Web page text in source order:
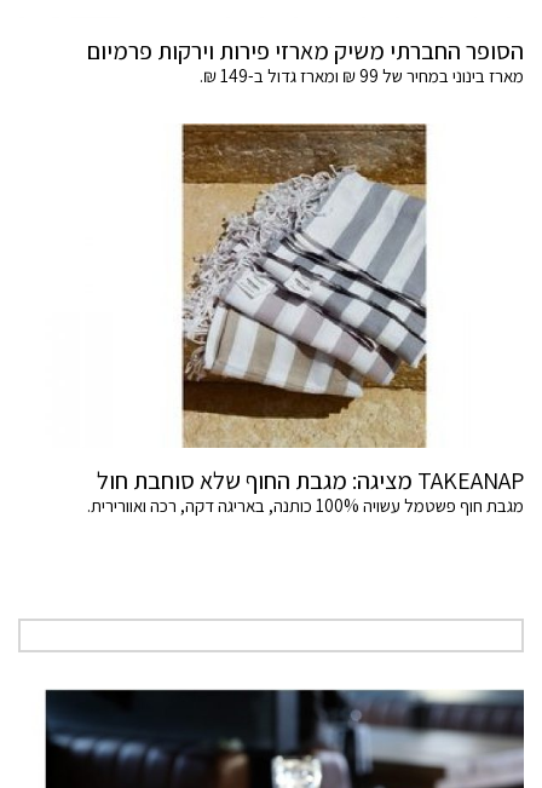
הסופר החברתי משיק מארזי פירות וירקות פרמיום
מארז בינוני במחיר של 99 ₪ ומארז גדול ב-149 ₪.
TAKEANAP מציגה: מגבת החוף שלא סוחבת חול
מגבת חוף פשטמל עשויה 100% כותנה, באריגה דקה, רכה ואוורירית.